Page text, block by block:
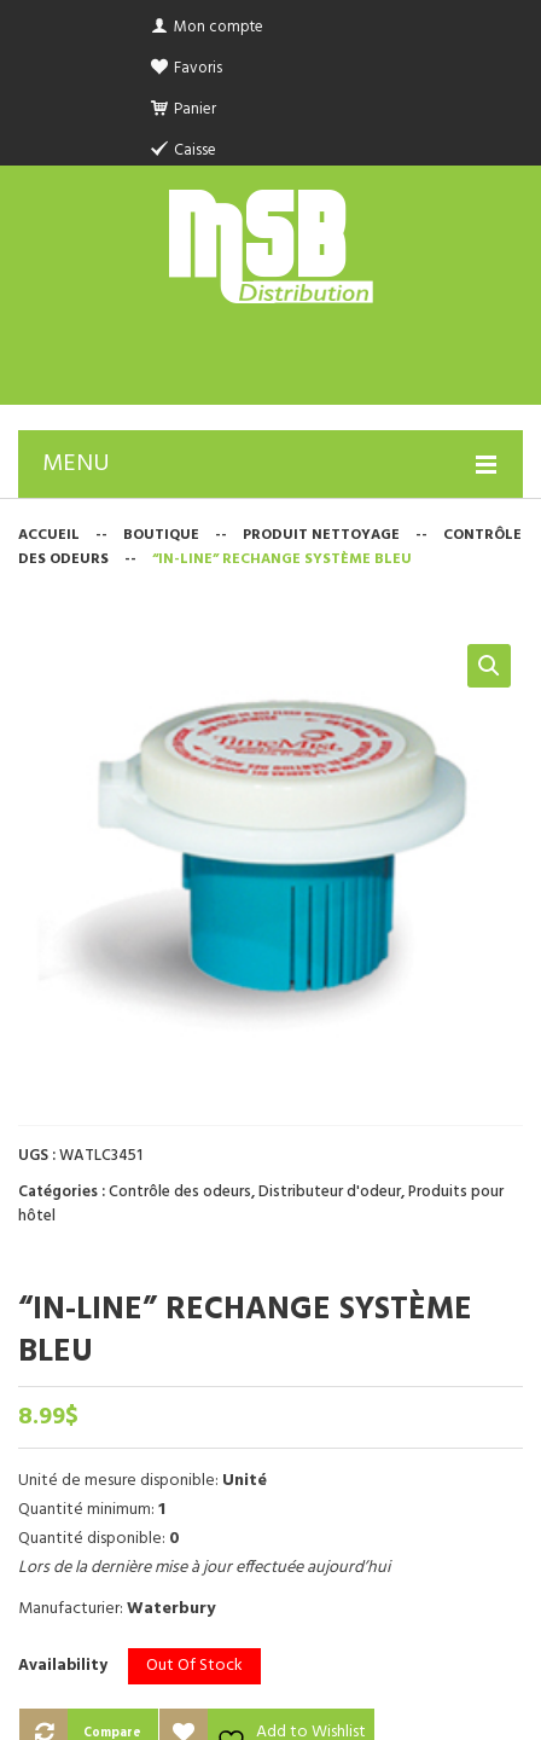
Mon compte
Favoris
Panier
Caisse
MENU
PRODUIT SANITAIRE.COM
CONTACTEZ NOUS
ACCUEIL -- BOUTIQUE -- PRODUIT NETTOYAGE --
CONTRÔLE
DES ODEURS
-- “IN-LINE” RECHANGE SYSTÈME BLEU
UGS :WATLC3451
Catégories :Contrôle des odeurs,Distributeur d'odeur,Produits pour
hôtel
“IN-LINE” RECHANGE SYSTÈME
BLEU
8.99$
Unité de mesure disponible: Unité
Quantité minimum:1
Quantité disponible: 0
Lors de la dernière mise à jour effectuée aujourd’hui
Manufacturier:Waterbury
Availability Out Of Stock
Compare Add to Wishlist